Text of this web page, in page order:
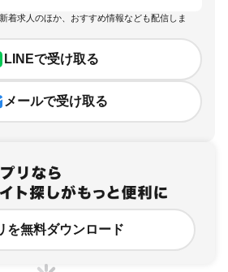
着求人のほか、おすすめ情報なども配信しま
LINEで受け取る
メールで受け取る
を無料ダウンロード